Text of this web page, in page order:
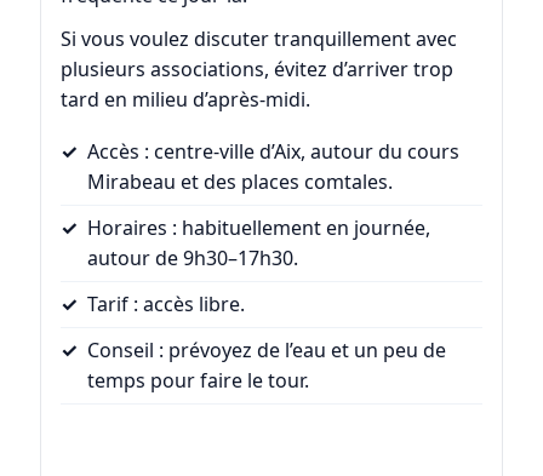
Si vous voulez discuter tranquillement avec
plusieurs associations, évitez d’arriver trop
tard en milieu d’après-midi.
Accès : centre-ville d’Aix, autour du cours
Mirabeau et des places comtales.
Horaires : habituellement en journée,
autour de 9h30–17h30.
Tarif : accès libre.
Conseil : prévoyez de l’eau et un peu de
temps pour faire le tour.